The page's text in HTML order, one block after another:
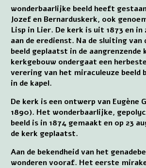
wonderbaarlijke beeld heeft
Jozef en Bernarduskerk, ook
Lisp in Lier. De kerk is uit 1873 en
aan de eredienst. Na de sluiting van
beeld geplaatst in de aangrenzende
kerkgebouw ondergaat een
verering van het miraculeuze beeld
in de kapel.
De kerk is een ontwerp van Eugène
1890). Het wonderbaarlijke,
beeld is in 1874 gemaakt en op 23
de kerk geplaatst.
Aan de bekendheid van het
wonderen vooraf. Het eerste